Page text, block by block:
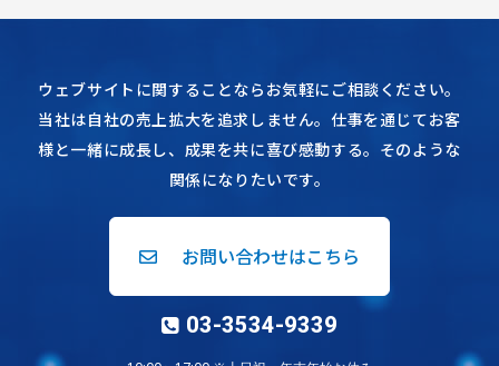
ウェブサイトに関することならお気軽にご相談ください。
当社は自社の売上拡大を追求しません。仕事を通じてお客
様と一緒に成長し、成果を共に喜び感動する。そのような
関係になりたいです。
お問い合わせはこちら
03-3534-9339